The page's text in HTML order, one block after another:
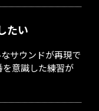
たい
サウンドが再現で
意識した練習が